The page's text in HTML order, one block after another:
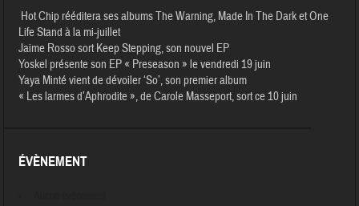
Hot Chip rééditera ses albums The Warning, Made In The Dark et One
Life Stand à la mi-juillet
Jaime Rosso sort Keep Stepping, son nouvel EP
Yoskel présente son EP « Preseason » le vendredi 19 juin
Yaya Minté vient de dévoiler ‘So’, son premier album
« Les larmes d’Aphrodite », de Carole Masseport, sort ce 10 juin
ÉVÈNEMENT